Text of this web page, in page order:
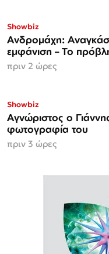
Showbiz
Ανδρομάχη:
εμφάνιση – Το
πριν 2 ώρες
Showbiz
Αγνώριστος ο
φωτογραφία του
πριν 3 ώρες